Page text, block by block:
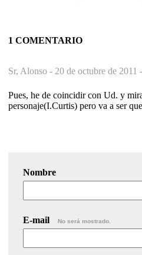
1 COMENTARIO
Sr, Alonso - 20 de octubre de 2011
Pues, he de coincidir con Ud. y
personaje(I.Curtis) pero va a ser
Nombre
E-mail No será mostrado.